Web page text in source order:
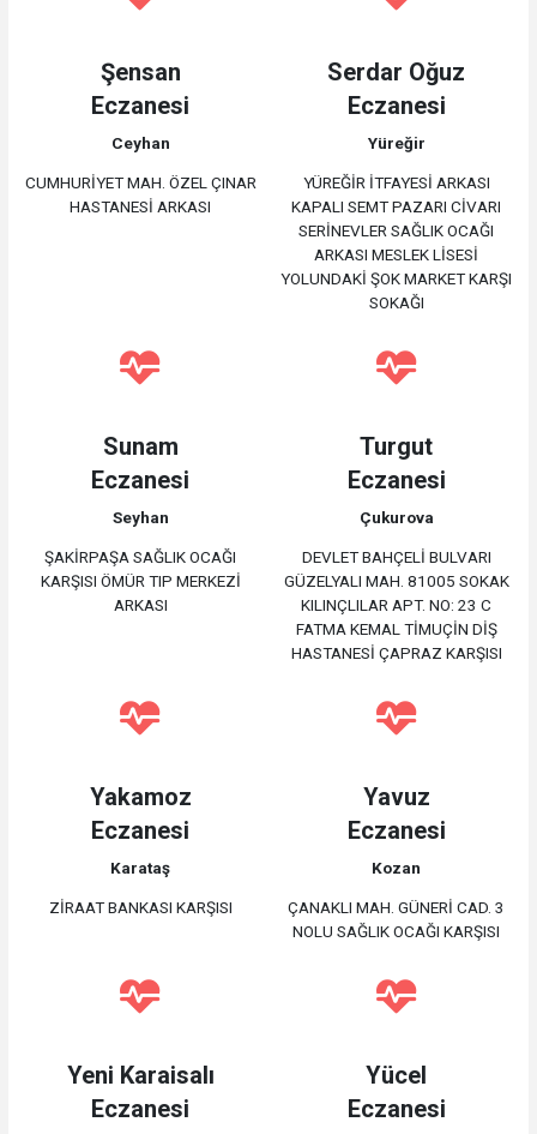
Şensan
Eczanesi
Ceyhan
CUMHURİYET MAH. ÖZEL ÇINAR
HASTANESİ ARKASI
Serdar Oğuz
Eczanesi
Yüreğir
YÜREĞİR İTFAYESİ ARKASI
KAPALI SEMT PAZARI CİVARI
SERİNEVLER SAĞLIK OCAĞI
ARKASI MESLEK LİSESİ
YOLUNDAKİ ŞOK MARKET KARŞI
SOKAĞI
Sunam
Eczanesi
Seyhan
ŞAKİRPAŞA SAĞLIK OCAĞI
KARŞISI ÖMÜR TIP MERKEZİ
ARKASI
Turgut
Eczanesi
Çukurova
DEVLET BAHÇELİ BULVARI
GÜZELYALI MAH. 81005 SOKAK
KILINÇLILAR APT. NO: 23 C
FATMA KEMAL TİMUÇİN DİŞ
HASTANESİ ÇAPRAZ KARŞISI
Yakamoz
Eczanesi
Karataş
ZİRAAT BANKASI KARŞISI
Yavuz
Eczanesi
Kozan
ÇANAKLI MAH. GÜNERİ CAD. 3
NOLU SAĞLIK OCAĞI KARŞISI
Yeni Karaisalı
Eczanesi
Yücel
Eczanesi